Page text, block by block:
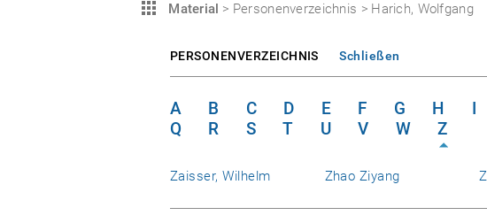
Material > Personenverzeichnis > Harich, Wolfgang
PERSONENVERZEICHNIS Schließen
A B C D E F G H I
Q
R S T U V W Z
Zaisser, Wilhelm Zhao Ziyang